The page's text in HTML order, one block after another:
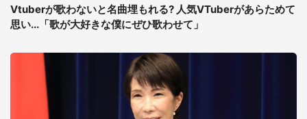
Vtuberが歌わないと名曲埋もれる? 人気VTuberがあらためて
思い...「歌が大好きな僕にぜひ歌わせて」